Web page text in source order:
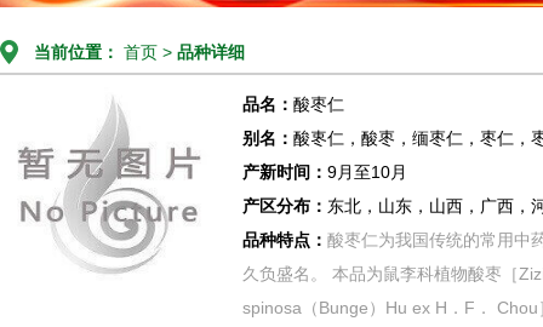
当前位置： 首页 > 品种详细
品名： 酸枣仁
别名： 酸栆仁，酸枣，缅枣仁，枣仁，
产新时间： 9月至10月
产区分布： 东北，山东，山西，广西，
品种特点： 酸枣仁为我国传统的常用中
久负盛名。 本品为鼠李科植物酸枣［
spinosa（Bunge）Hu ex H．F．